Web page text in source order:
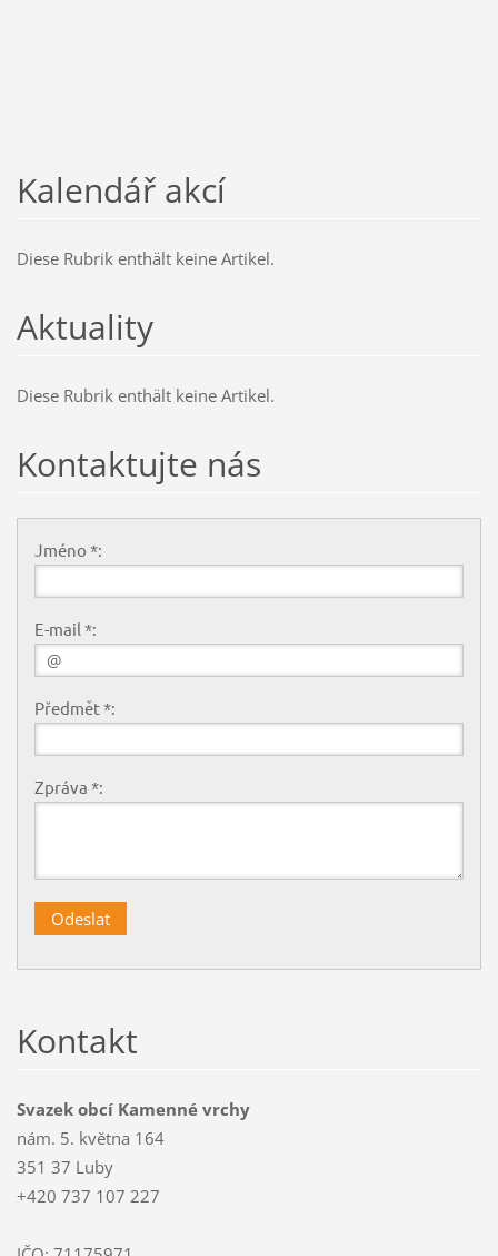
Kalendář akcí
Diese Rubrik enthält keine Artikel.
Aktuality
Diese Rubrik enthält keine Artikel.
Kontaktujte nás
Jméno *:
E-mail *:
Předmět *:
Zpráva *:
Kontakt
Svazek obcí Kamenné vrchy
nám. 5. května 164
351 37 Luby
+420 737 107 227